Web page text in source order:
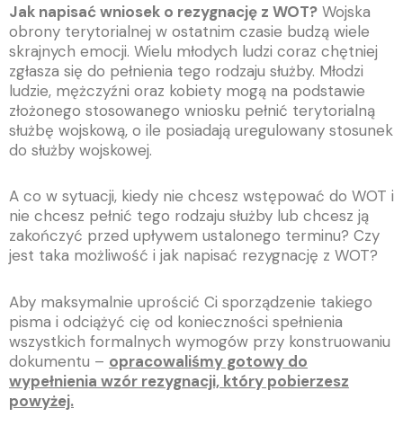
Jak napisać wniosek o rezygnację z WOT? Wojska
obrony terytorialnej w ostatnim czasie budzą wiele
skrajnych emocji. Wielu młodych ludzi coraz chętniej
zgłasza się do pełnienia tego rodzaju służby. Młodzi
ludzie, mężczyźni oraz kobiety mogą na podstawie
złożonego stosowanego wniosku pełnić terytorialną
służbę wojskową, o ile posiadają uregulowany stosunek
do służby wojskowej.
A co w sytuacji, kiedy nie chcesz wstępować do WOT i
nie chcesz pełnić tego rodzaju służby lub chcesz ją
zakończyć przed upływem ustalonego terminu? Czy
jest taka możliwość i jak napisać rezygnację z WOT?
Aby maksymalnie uprościć Ci sporządzenie takiego
pisma i odciążyć cię od konieczności spełnienia
wszystkich formalnych wymogów przy konstruowaniu
dokumentu – opracowaliśmy gotowy do
wypełnienia wzór rezygnacji, który pobierzesz
powyżej.